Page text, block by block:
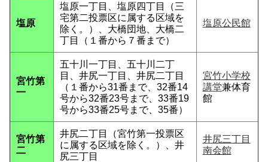
塩原
塩原一丁目、塩原四丁目（三
宅第二投票区に属する区域を
除く。）、大橋団地、大橋二
丁目（１番から７番まで）
塩原公民館
宮竹第
一
五十川一丁目、五十川二丁
目、井尻一丁目、井尻二丁目
（１番から31番まで、32番14
号から32番23号まで、33番19
号から33番25号まで、35番）
宮竹小学校
講堂兼体育
館
宮竹第
二
井尻二丁目（宮竹第一投票区
に属する区域を除く。）、井
尻三丁目
井尻三丁目
南会館